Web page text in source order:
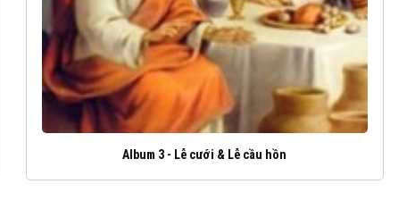
Album 3 - Lễ cưới & Lễ cầu hồn